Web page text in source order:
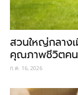
สวนใหญ่กลาง
คุณภาพชีวิตคน
ก.ค. 16, 2026